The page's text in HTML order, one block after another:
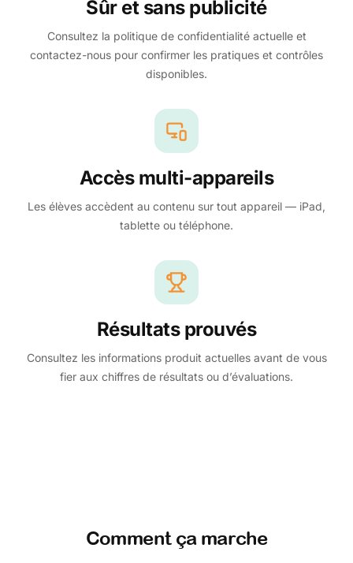
Sûr et sans publicité
Consultez la politique de confidentialité actuelle et
contactez-nous pour confirmer les pratiques et contrôles
disponibles.
Accès multi-appareils
Les élèves accèdent au contenu sur tout appareil — iPad,
tablette ou téléphone.
Résultats prouvés
Consultez les informations produit actuelles avant de vous
fier aux chiffres de résultats ou d’évaluations.
Comment ça marche